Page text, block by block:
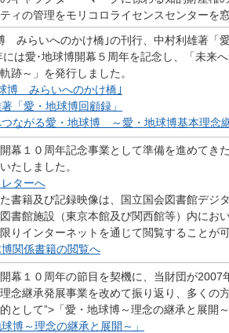
ィの管理をモリコロライセンスセンターを
みらいへのかけ橋｣の刊行、中村利雄著「
には愛･地球博開幕５周年を記念し、「未来
跡～」を発行しました。
博 みらいへのかけ橋｣
「愛・地球博回顧録」
つながる愛・地球博 ～愛・地球博基本理念
幕１０周年記念事業として準備を進めてき
たしました。
ターへ
書籍及び記録映像は、国立国会図書館デジ
書館施設（東京本館及び関西館等）内にお
りインターネットを通じて閲覧することが
関係書籍の閲覧へ
幕１０周年の節目を契機に、当財団が
念継承発展事業を改めて振り返り、多くの
として”>「愛・地球博～理念の継承と展開
球博～理念の継承と展開～」